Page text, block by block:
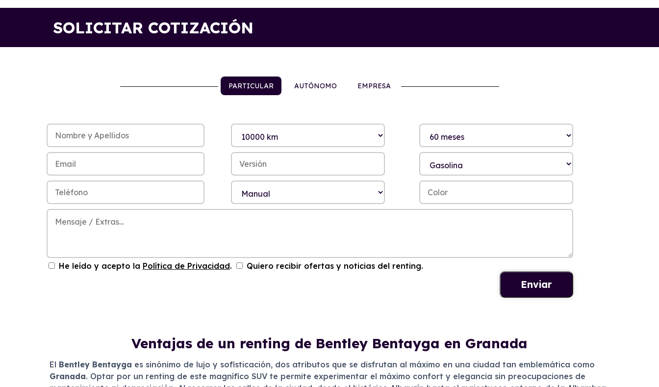
SOLICITAR COTIZACIÓN
PARTICULAR AUTÓNOMO EMPRESA
He leído y acepto la Política de Privacidad. Quiero recibir ofertas y noticias del renting.
Ventajas de un renting de Bentley Bentayga en Granada
El Bentley Bentayga es sinónimo de lujo y sofisticación, dos atributos que se disfrutan al máximo en una ciudad tan emblemática como
Granada. Optar por un renting de este magnífico SUV te permite experimentar el máximo confort y elegancia sin preocupaciones de